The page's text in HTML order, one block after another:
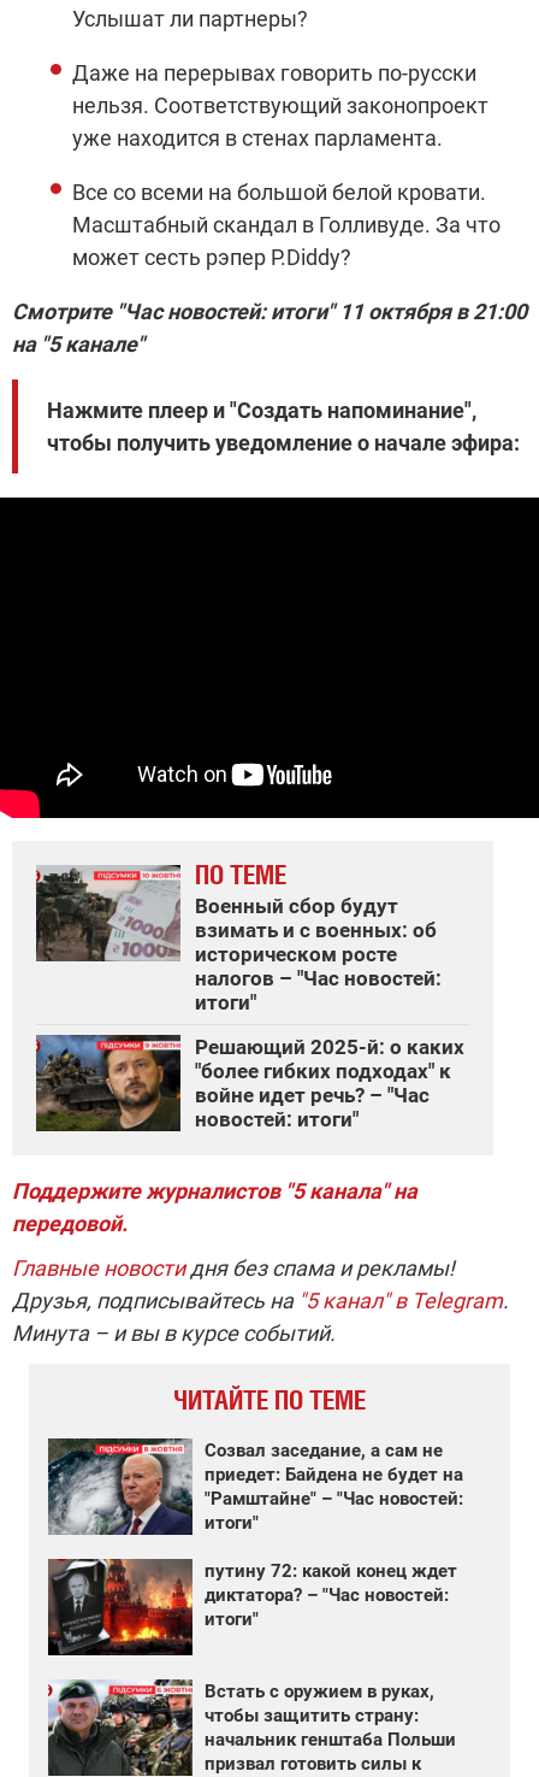
Услышат ли партнеры?
Даже на перерывах говорить по-русски
нельзя. Соответствующий законопроект
уже находится в стенах парламента.
Все со всеми на большой белой кровати.
Масштабный скандал в Голливуде. За что
может сесть рэпер P.Diddy?
Смотрите "Час новостей: итоги" 11 октября в 21:00
на "5 канале"
Нажмите плеер и "Создать напоминание",
чтобы получить уведомление о начале эфира:
ПО ТЕМЕ
Военный сбор будут
взимать и с военных: об
историческом росте
налогов – "Час новостей:
итоги"
Решающий 2025-й: о каких
"более гибких подходах" к
войне идет речь? – "Час
новостей: итоги"
Поддержите журналистов "5 канала" на
передовой.
Главные новостидня без спама и рекламы!
Друзья, подписывайтесь на "5 канал" в Telegram.
Минута – и вы в курсе событий.
ЧИТАЙТЕ ПО ТЕМЕ
Созвал заседание, а сам не
приедет: Байдена не будет на
"Рамштайне" – "Час новостей:
итоги"
путину 72: какой конец ждет
диктатора? – "Час новостей:
итоги"
Встать с оружием в руках,
чтобы защитить страну:
начальник генштаба Польши
призвал готовить силы к